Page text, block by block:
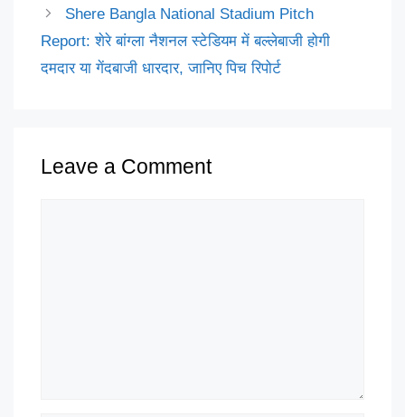
Shere Bangla National Stadium Pitch
Report: शेरे बांग्ला नैशनल स्टेडियम में बल्लेबाजी होगी
दमदार या गेंदबाजी धारदार, जानिए पिच रिपोर्ट
Leave a Comment